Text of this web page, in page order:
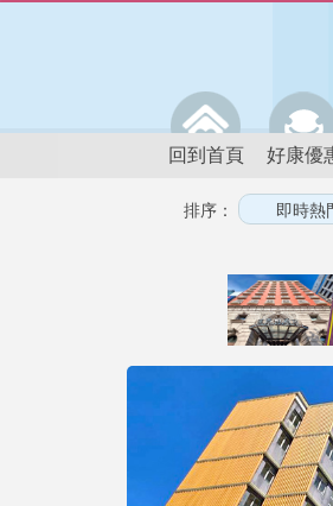
回到首頁 好康優
排序：